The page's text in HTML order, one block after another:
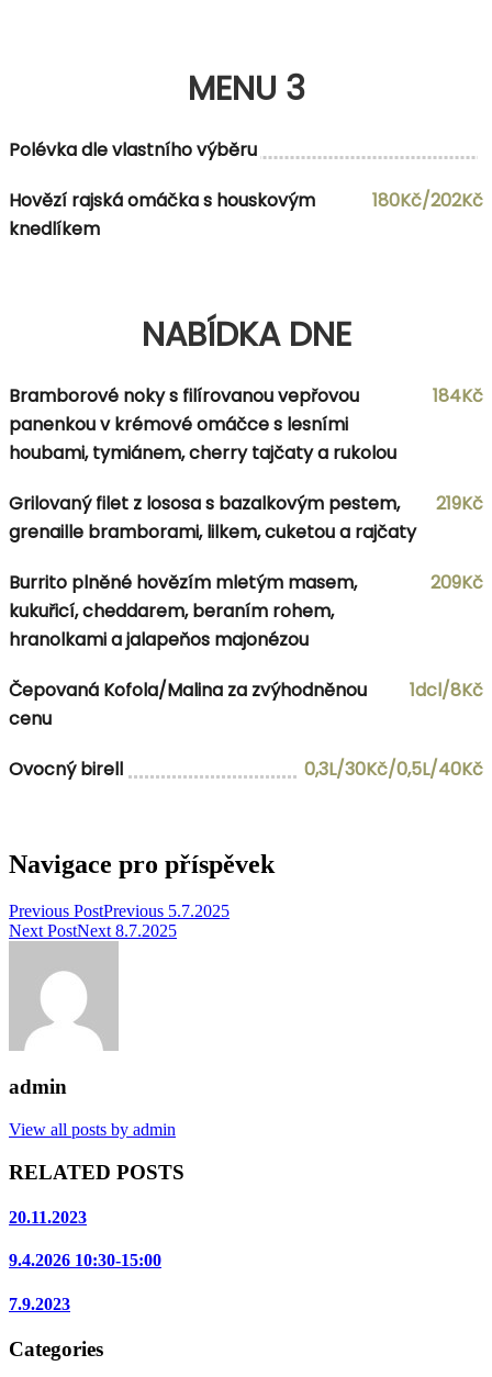
MENU 3
Polévka dle vlastního výběru
Hovězí rajská omáčka s houskovým
knedlíkem
180Kč/202Kč
NABÍDKA DNE
Bramborové noky s filírovanou vepřovou
panenkou v krémové omáčce s lesními
houbami, tymiánem, cherry tajčaty a rukolou
184Kč
Grilovaný filet z lososa s bazalkovým pestem,
grenaille bramborami, lilkem, cuketou a rajčaty
219Kč
Burrito plněné hovězím mletým masem,
kukuřicí, cheddarem, beraním rohem,
hranolkami a jalapeňos majonézou
209Kč
Čepovaná Kofola/Malina za zvýhodněnou
cenu
1dcl/8Kč
Ovocný birell 0,3L/30Kč/0,5L/40Kč
Navigace pro příspěvek
Previous PostPrevious 5.7.2025
Next PostNext 8.7.2025
admin
View all posts by admin
RELATED POSTS
20.11.2023
9.4.2026 10:30-15:00
7.9.2023
Categories